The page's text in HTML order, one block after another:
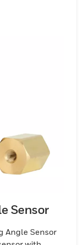
Sensor
Angle Sensor